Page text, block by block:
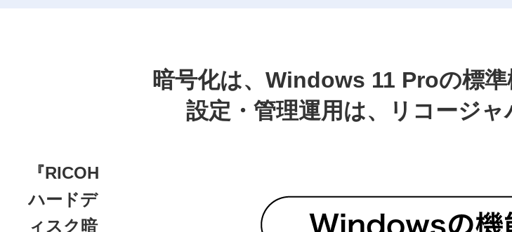
暗号化は、Windows 11 Proの標
設定・管理運用は、リコージャ
『RICOH
ハードデ
ィスク暗